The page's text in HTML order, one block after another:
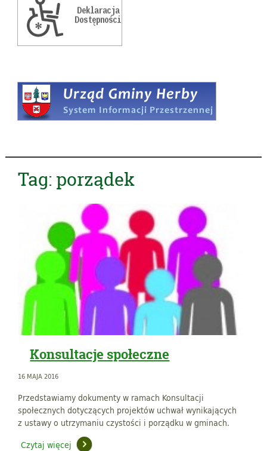
Tag: porządek
Konsultacje społeczne
16 MAJA 2016
Przedstawiamy dokumenty w ramach Konsultacji
społecznych dotyczących projektów uchwał wynikających
z ustawy o utrzymaniu czystości i porządku w gminach.
Czytaj więcej